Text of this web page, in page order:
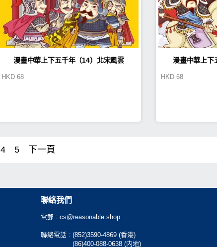
漫畫中華上下五千年（14）北宋風雲
HKD 68
漫畫中華上下
HKD 68
4 5 下一頁
聯絡我們
電郵 : cs@reasonable.shop
聯絡電話 : (852)3590-4869 (香港)
(86)400-088-0638 (内地)